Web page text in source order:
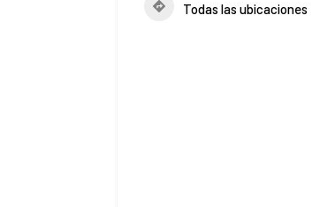
Todas las ubicaciones